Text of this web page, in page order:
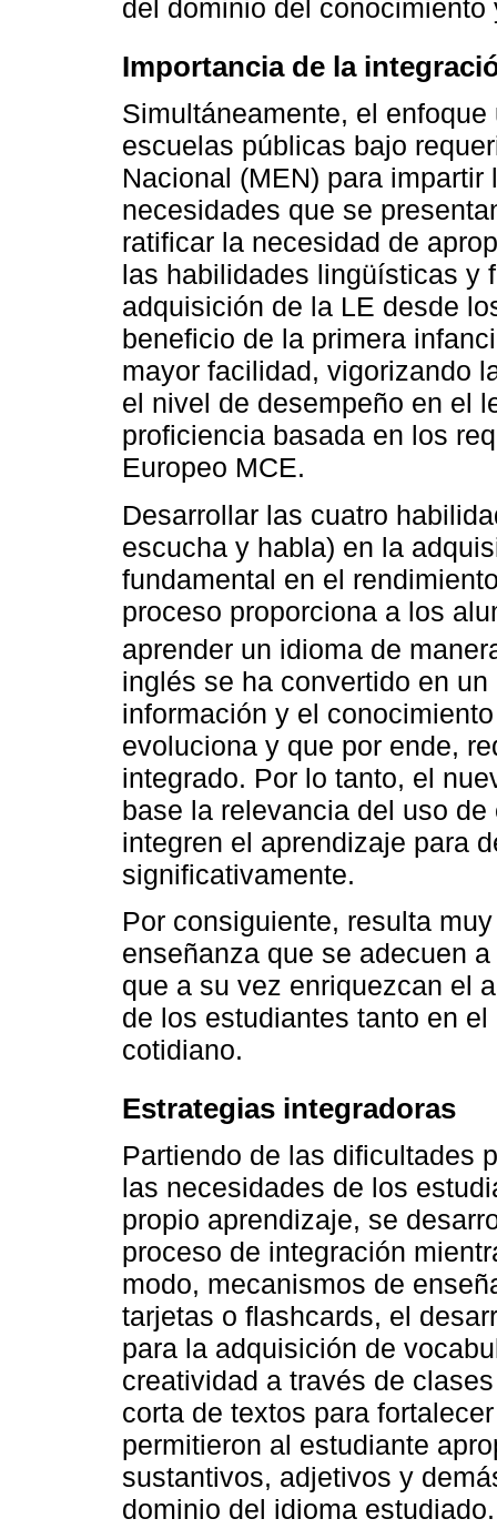
del dominio del
Importancia de la
Simultáneamente, el
escuelas públicas bajo
Nacional (MEN) para
necesidades que se
ratificar la necesidad de
las habilidades lingüísticas y
adquisición de la LE desde
beneficio de la primera
mayor facilidad, vigorizando
el nivel de desempeño en el
proficiencia basada en los
Europeo MCE.
Desarrollar las cuatro
escucha y habla) en la
fundamental en el
proceso proporciona a los
aprender un idioma de
inglés se ha convertido en
información y el
evoluciona y que por ende,
integrado. Por lo tanto, el
base la relevancia del uso
integren el aprendizaje para
significativamente.
Por consiguiente, resulta
enseñanza que se adecuen
que a su vez enriquezcan el
de los estudiantes tanto en
cotidiano.
Estrategias integradoras
Partiendo de las dificultades
las necesidades de los
propio aprendizaje, se
proceso de integración
modo, mecanismos de
tarjetas o flashcards, el
para la adquisición de
creatividad a través de
corta de textos para
permitieron al estudiante
sustantivos, adjetivos y
dominio del idioma estudiado.